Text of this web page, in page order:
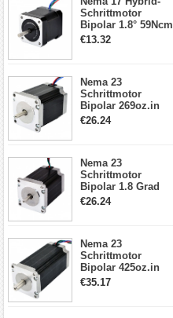
Schrittmotor
Schrittmotor
Bipolar 1.8° 59Ncm
2A 4 Drähte mit 1m
€13.32
Nema 23
Schrittmotor
Bipolar 269oz.in
2,8A 57x57x76mm
€26.24
Nema 23
Schrittmotor
Bipolar 1.8 Grad
1.9Nm 3A 3.36V 4
€26.24
Nema 23
Schrittmotor
Bipolar 425oz.in
4.2A 57x57x114mm
€35.17